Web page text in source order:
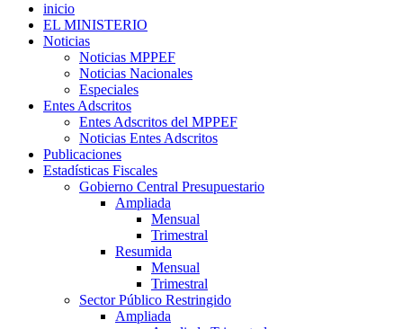
inicio
EL MINISTERIO
Noticias
Noticias MPPEF
Noticias Nacionales
Especiales
Entes Adscritos
Entes Adscritos del MPPEF
Noticias Entes Adscritos
Publicaciones
Estadísticas Fiscales
Gobierno Central Presupuestario
Ampliada
Mensual
Trimestral
Resumida
Mensual
Trimestral
Sector Público Restringido
Ampliada